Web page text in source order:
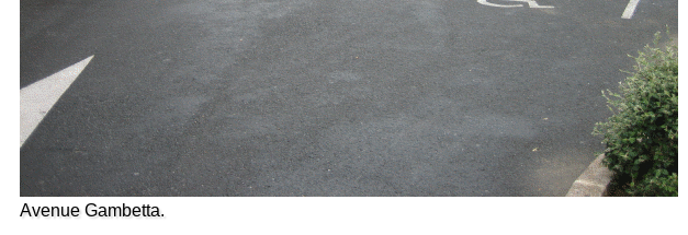
Avenue Gambetta.